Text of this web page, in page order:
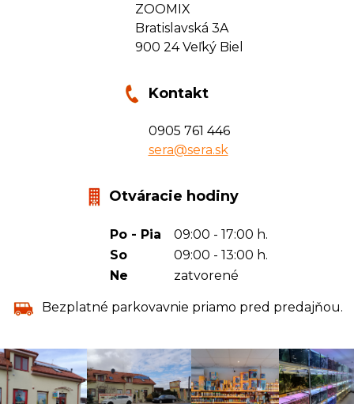
ZOOMIX
Bratislavská 3A
900 24 Veľký Biel
Kontakt
0905 761 446
sera@sera.sk
Otváracie hodiny
Po - Pia
09:00 - 17:00 h.
So
09:00 - 13:00 h.
Ne
zatvorené
Bezplatné parkovavnie priamo pred predajňou.